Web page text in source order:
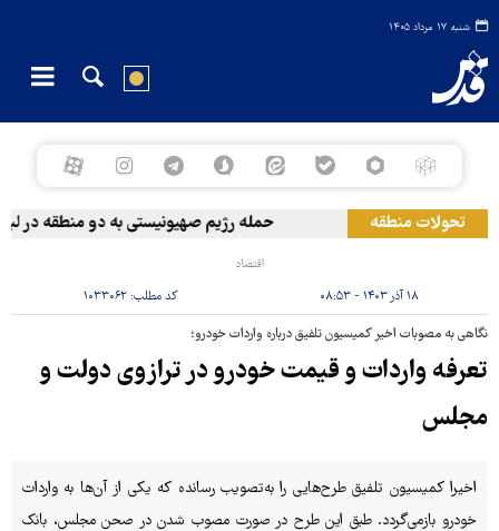
شنبه ۱۷ مرداد ۱۴۰۵
تحولات منطقه حمله رژیم صهیونیستی به دو منطقه در لبنان
اقتصاد
۱۸ آذر ۱۴۰۳ - ۰۸:۵۳ کد مطلب:۱۰۳۳۰۶۲
نگاهی به مصوبات اخیر کمیسیون تلفیق درباره واردات خودرو؛
تعرفه واردات و قیمت خودرو در ترازوی دولت و
مجلس
اخیرا کمیسیون تلفیق طرح‌هایی را به‌تصویب رسانده که یکی از آن‌ها به ‌واردات
خودرو بازمی‌گردد. طبق این طرح در صورت مصوب شدن در صحن مجلس، بانک